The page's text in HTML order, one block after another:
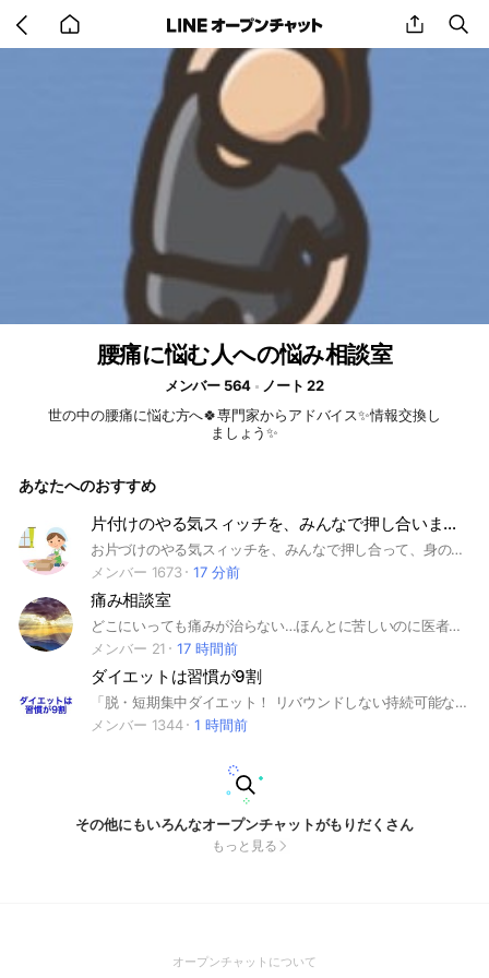
back
to
share
腰痛に悩む人への悩み相談室
メンバー 564
ノート 22
世の中の腰痛に悩む方へ🍀専門家からアドバイス✨情報交換し
ましょう✨
あなたへのおすすめ
片付けのやる気スィッチを、みんなで押し合いましょう！ #お掃除 #片付け #コロナ #おうち時間
お片づけのやる気スィッチを、みんなで押し合って、身の回りも気持ちもスッキリ、美しくし合いましょ♡ 注❗️入室後は、発言前にトークページ一番上に表示されている【アナウンス】&お部屋のルールをご確認ください。
メンバー 1673
17 分前
痛み相談室
どこにいっても痛みが治らない…ほんとに苦しいのに医者はわかってくれない…とりあえず痛み止め出されたけどなにかよくわからない…『痛いものは痛い！気の所為なんかじゃない！』『みんなで情報交換し、痛みをすこしでも楽にしよう！』そう思いこのオープンチャットを作成しました！管理者は神戸市西区で勤務している理学療法士です。あなたと同じように痛み悩まれている方はすごく多いです。同じ悩みを共有したり相談したりしませんか？？ #痛み #慢性疼痛 #相談 #理学療法士 #悩み #生活 #近畿 #兵庫県 #神戸市 #情報交換
メンバー 21
17 時間前
ダイエットは習慣が9割
「脱・短期集中ダイエット！ リバウンドしない持続可能なダイエット」で、健康的に痩せるグループです。 ダイエットは一時的なイベントではなく、一生続く生活習慣です。 ⭐️新しく参加したら、アナウンスやノートをご覧ください。 ダイエットに関する質問や、情報のシェアを自由にしてもらって構いません。 自己紹介も必須ではありません。 本当のダイエットは「体重を減らすこと」ではなく、「体脂肪を減らして健康になること」です。 短期集中ダイエットで体重を減らしても、筋肉も減ってしまうと不健康になってリバウンドします。 ↓ これらは筋肉や代謝が減って、寿命を縮める可能性が高いです。 ・過度な糖質制限 ・断糖高脂質食 ・ケトジェニック ・月曜断食 流行り？の「16時間断食」や「酵素ドリンクのファスティング」なども、同じく筋肉が減って、老けてやつれます。 無理なく生活習慣を変えて、緩やかに着実に体脂肪を減らして理想の体型を目指すのが本当のダイエットです。 管理者のダイエットポリスは、 『ダイエットは習慣が9割』というタイトルの本を2023年5月19日に発売しました。 （出版社：プチレトル） Twitterでもダイエットポリスと名乗っています。 #ダイエット #ダイエットは習慣が9割 #ファスティング #断食 #断食ダイエット #糖質制限 #16時間断食 #ケトジェニック #月曜断食
メンバー 1344
1 時間前
その他にもいろんなオープンチャットがもりだくさん
もっと見る
オープンチャットについて